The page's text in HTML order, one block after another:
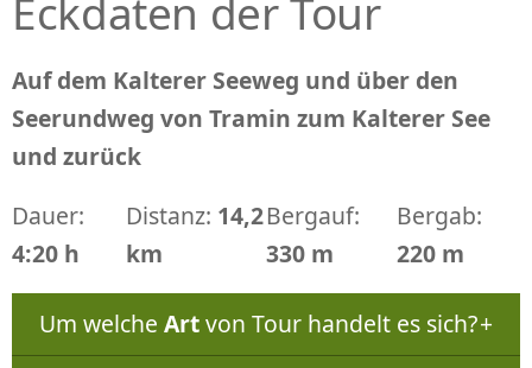
Auf dem Kalterer Seeweg und über den
Seerundweg von Tramin zum Kalterer See
und zurück
Dauer:
4:20 h
Distanz: 14,2
km
Bergauf:
330 m
Bergab:
220 m
Um welche Artvon Tour handelt es sich?